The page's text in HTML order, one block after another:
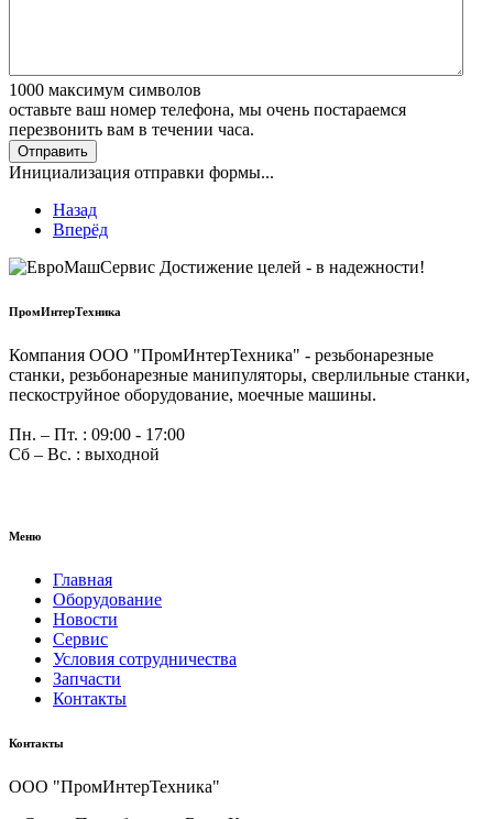
1000 максимум символов
оставьте ваш номер телефона, мы очень постараемся
перезвонить вам в течении часа.
Отправить
Инициализация отправки формы...
Назад
Вперёд
ПромИнтерТехника
Компания ООО "ПромИнтерТехника" - резьбонарезные
станки, резьбонарезные манипуляторы, сверлильные станки,
пескоструйное оборудование, моечные машины.
Пн. – Пт. : 09:00 - 17:00
Сб – Вс. : выходной
Меню
Главная
Оборудование
Новости
Сервис
Условия сотрудничества
Запчасти
Контакты
Контакты
ООО "ПромИнтерТехника"